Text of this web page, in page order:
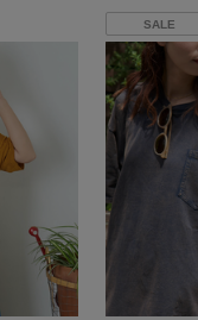
SALE